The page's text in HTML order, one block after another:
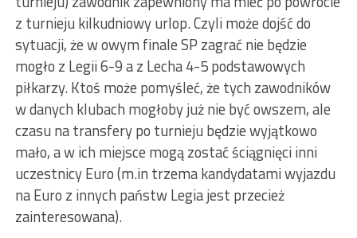
z turnieju kilkudniowy urlop. Czyli może dojść do
sytuacji, że w owym finale SP zagrać nie będzie
mogło z Legii 6-9 a z Lecha 4-5 podstawowych
piłkarzy. Ktoś może pomyśleć, że tych zawodników
w danych klubach mogłoby już nie być owszem, ale
czasu na transfery po turnieju będzie wyjątkowo
mało, a w ich miejsce mogą zostać ściągnięci inni
uczestnicy Euro (m.in trzema kandydatami wyjazdu
na Euro z innych państw Legia jest przecież
zainteresowana).